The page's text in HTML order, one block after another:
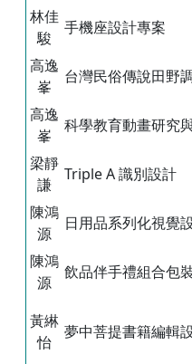
林佳
駿
手機座設計專案
高逸
峯
台灣民俗傳說田野
高逸
峯
科學教育動畫研究
梁靜
謙
Triple A 識別設計
陳鴻
源
日用品系列化視覺
陳鴻
源
飲品伴手禮組合包
黃綝
怡
夢中菩提書籍編輯